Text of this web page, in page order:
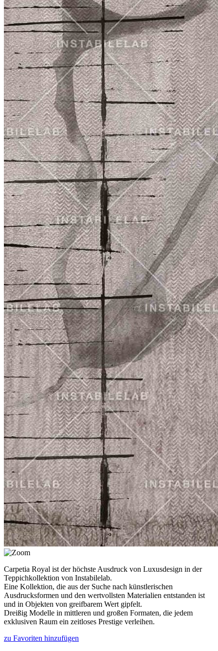
Carpetia Royal ist der höchste Ausdruck von Luxusdesign in der
Teppichkollektion von Instabilelab.
Eine Kollektion, die aus der Suche nach künstlerischen
Ausdrucksformen und den wertvollsten Materialien entstanden ist
und in Objekten von greifbarem Wert gipfelt.
Dreißig Modelle in mittleren und großen Formaten, die jedem
exklusiven Raum ein zeitloses Prestige verleihen.
zu Favoriten hinzufügen